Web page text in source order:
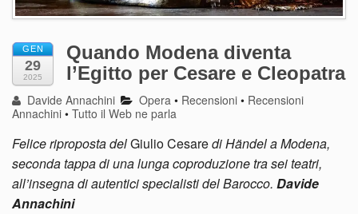
GEN
29
2025
Quando Modena diventa
l’Egitto per Cesare e Cleopatra
Davide Annachini Opera • Recensioni • Recensioni
Annachini • Tutto il Web ne parla
Felice riproposta delGiulio Cesaredi Händel a Modena,
seconda tappa di una lunga coproduzione tra sei teatri,
all’insegna di autentici specialisti del Barocco. Davide
Annachini